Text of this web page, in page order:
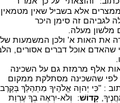
אלא בשביל שאין מטמאין
לגביהם זה סימן היכר
מלשון מעלה.
את האות א' ולכן המשמעות של
שהאדם אוכל דברים אסורים,
אלף מרמזת גם על השכינה
לפי שהשכינה מסתלקת ממקום
: "כִּי יְהוָה אֱלֹהֶיךָ מִתְהַלֵּךְ בְּקֶרֶב
קָדוֹשׁ: וְלֹא-יִרְאֶה בְךָ עֶרְוַת